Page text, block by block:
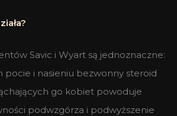
Savic i Wyart są jednoznaczne:
pocie i nasieniu bezwonny steroid
go kobiet powoduje
podwzgórza i podwyższenie